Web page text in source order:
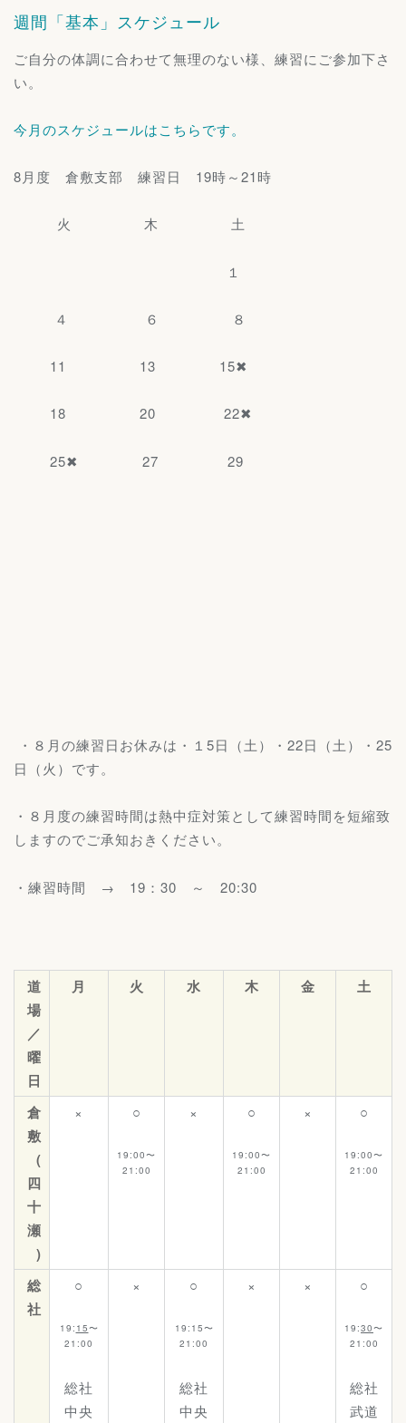
週間「基本」スケジュール
ご自分の体調に合わせて無理のない様、練習にご参加下さ
い。
今月のスケジュールはこちらです。
8月度 倉敷支部 練習日 19時～21時
火 木 土
１
４ ６ ８
11 13 15✖
18 20 22✖
25✖ 27 29
・８月の練習日お休みは・１5日（土）・22日（土）・25
日（火）です。
・８月度の練習時間は熱中症対策として練習時間を短縮致
しますのでご承知おきください。
・練習時間 → 19：30 ～ 20:30
道
場
／
曜
日
月 火 水 木 金 土
倉
敷
(
四
十
瀬
)
× ○
19:00〜
21:00
× ○
19:00〜
21:00
× ○
19:00〜
21:00
総
社
○
19: 15〜
21:00
総社
中央
× ○
19:15〜
21:00
総社
中央
× × ○
19:30〜
21:00
総社
武道